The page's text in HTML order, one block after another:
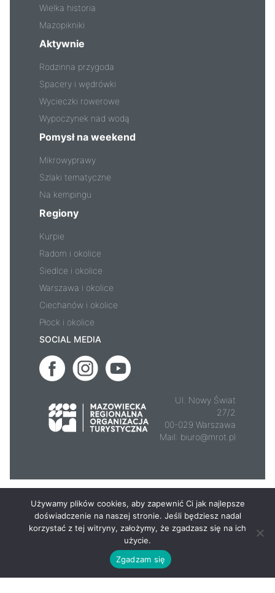
Wielka historia
Mazopikniki
Aktywnie
Rodzinna przygoda
Spacery i wędrówki
Wycieczki rowerowe
Wypoczynek nad wodą
Pomysł na weekend
Mikrowyprawy
Szlaki tematyczne
Na kempingu
Regiony
Kurpie
Radom i okolice
Siedlce i okolice
Warszawa i okolice
Ciechanów i okolice
Płock i okolice
SOCIAL MEDIA
Ul. Nowy Świat
27/2
00-029 Warszawa
Mail: biuro@mrot.pl
Używamy plików cookies, aby zapewnić Ci jak najlepsze
doświadczenie na naszej stronie. Jeśli będziesz nadal
korzystać z tej witryny, założymy, że zgadzasz się na ich
użycie.
Zgadzam się